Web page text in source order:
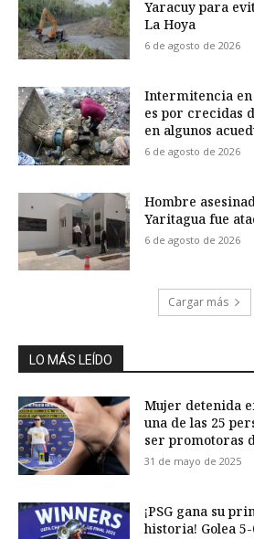
Yaracuy para
La Hoya
6 de agosto de 2026
Intermitencia
es por crecidas
en algunos
6 de agosto de 2026
Hombre
Yaritagua fue
6 de agosto de 2026
Cargar más
LO MÁS LEÍDO
Mujer detenida
una de las 25
ser promotoras
31 de mayo de 2025
¡PSG gana su
historia! Golea